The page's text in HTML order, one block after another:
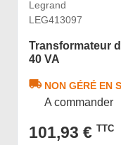
Legrand
LEG413097
Transformateur
40 VA
NON GÉRÉ EN
A commander
101,93 € TTC